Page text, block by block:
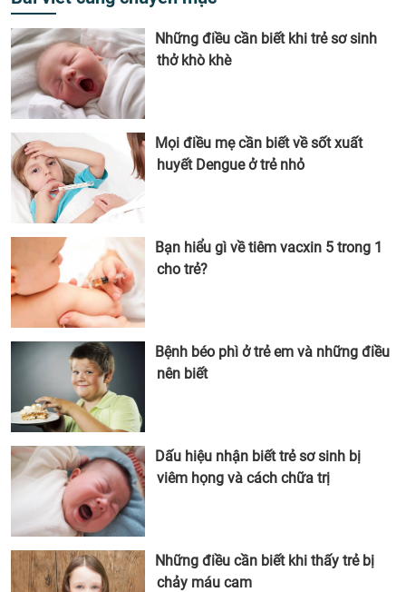
Những điều cần biết khi trẻ sơ sinh
thở khò khè
Mọi điều mẹ cần biết về sốt xuất
huyết Dengue ở trẻ nhỏ
Bạn hiểu gì về tiêm vacxin 5 trong 1
cho trẻ?
Bệnh béo phì ở trẻ em và những điều
nên biết
Dấu hiệu nhận biết trẻ sơ sinh bị
viêm họng và cách chữa trị
Những điều cần biết khi thấy trẻ bị
chảy máu cam